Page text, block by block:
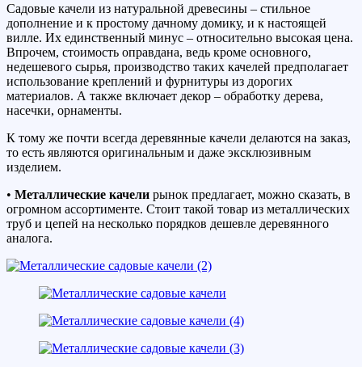
Садовые качели из натуральной древесины – стильное
дополнение и к простому дачному домику, и к настоящей
вилле. Их единственный минус – относительно высокая цена.
Впрочем, стоимость оправдана, ведь кроме основного,
недешевого сырья, производство таких качелей предполагает
использование креплений и фурнитуры из дорогих
материалов. А также включает декор – обработку дерева,
насечки, орнаменты.
К тому же почти всегда деревянные качели делаются на заказ,
то есть являются оригинальным и даже эксклюзивным
изделием.
• Металлические качели рынок предлагает, можно сказать, в
огромном ассортименте. Стоит такой товар из металлических
труб и цепей на несколько порядков дешевле деревянного
аналога.